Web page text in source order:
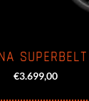
€3.699,00